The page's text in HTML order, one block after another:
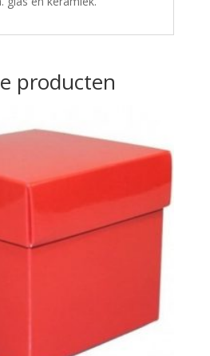
producten